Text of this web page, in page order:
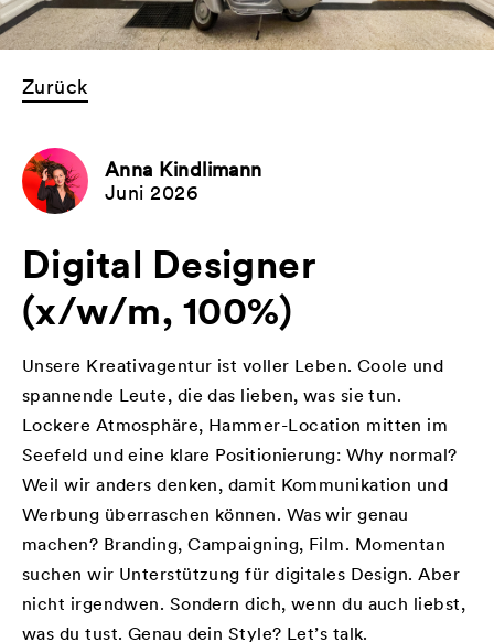
Zurück
Digital Designer
(x/w/m, 100%)
Anna Kindlimann
Juni 2026
Unsere Kreativagentur ist voller Leben. Coole und
spannende Leute, die das lieben, was sie tun.
Lockere Atmosphäre, Hammer-Location mitten im
Seefeld und eine klare Positionierung: Why normal?
Weil wir anders denken, damit Kommunikation und
Werbung überraschen können. Was wir genau
machen? Branding, Campaigning, Film. Momentan
suchen wir Unterstützung für digitales Design. Aber
nicht irgendwen. Sondern dich, wenn du auch liebst,
was du tust. Genau dein Style? Let’s talk.